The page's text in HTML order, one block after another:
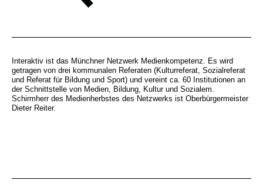
Interaktiv ist das Münchner Netzwerk Medienkompetenz. Es wird
getragen von drei kommunalen Referaten (Kulturreferat, Sozialreferat
und Referat für Bildung und Sport) und vereint ca. 60 Institutionen an
der Schnittstelle von Medien, Bildung, Kultur und Sozialem.
Schirmherr des Medienherbstes des Netzwerks ist Oberbürgermeister
Dieter Reiter.